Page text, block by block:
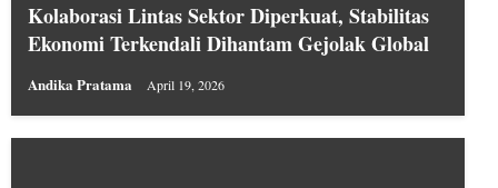
Kolaborasi Lintas Sektor Diperkuat, Stabilitas
Ekonomi Terkendali Dihantam Gejolak Global
Andika Pratama April 19, 2026